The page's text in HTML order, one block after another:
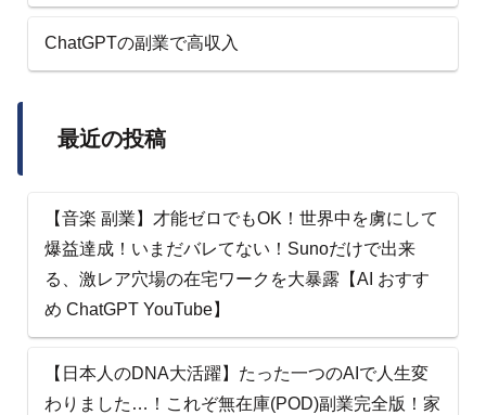
ChatGPTの副業で高収入
最近の投稿
【音楽 副業】才能ゼロでもOK！世界中を虜にして
爆益達成！いまだバレてない！Sunoだけで出来
る、激レア穴場の在宅ワークを大暴露【AI おすす
め ChatGPT YouTube】
【日本人のDNA大活躍】たった一つのAIで人生変
わりました…！これぞ無在庫(POD)副業完全版！家